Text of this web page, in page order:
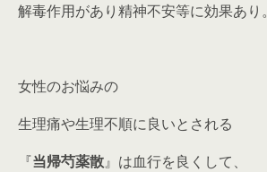
解毒作用があり精神不安等に効果あり。
女性のお悩みの
生理痛や生理不順に良いとされる
『当帰芍薬散』は血行を良くして、